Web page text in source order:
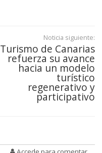
Noticia siguiente:
Turismo de Canarias
refuerza su avance
hacia un modelo
turístico
regenerativo y
participativo